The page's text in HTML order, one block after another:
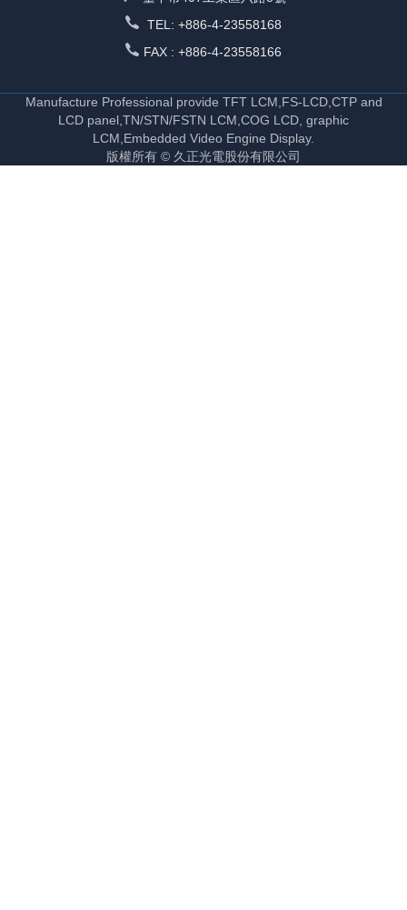
TEL: +886-4-23558168
FAX : +886-4-23558166
Manufacture Professional provide TFT LCM,FS-LCD,CTP and
LCD panel,TN/STN/FSTN LCM,COG LCD, graphic
LCM,Embedded Video Engine Display.
版權所有 © 久正光電股份有限公司